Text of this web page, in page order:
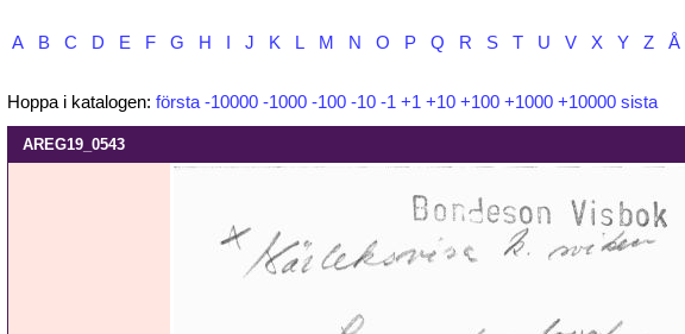
A B C D E F G H J K L M N O P Q R S T U V X Y Z Å
Hoppa i katalogen: första -10000 -1000 -100 -10 -1 +1 +10 +100 +1000 +10000 sista
AREG19_0543